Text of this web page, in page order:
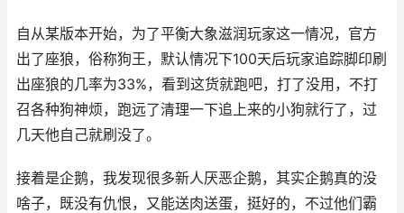
自从某版本开始，为了平衡大象滋润玩家这一情况，官方
出了座狼，俗称狗王，默认情况下100天后玩家追踪脚印刷
出座狼的几率为33%，看到这货就跑吧，打了没用，不打
召各种狗神烦，跑远了清理一下追上来的小狗就行了，过
几天他自己就刷没了。
接着是企鹅，我发现很多新人厌恶企鹅，其实企鹅真的没
啥子，既没有仇恨，又能送肉送蛋，挺好的，不过他们霸